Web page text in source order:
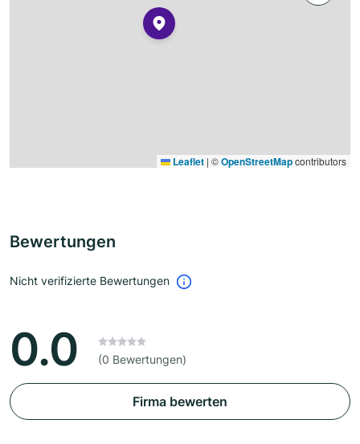
Leaflet | ©OpenStreetMapcontributors
Bewertungen
Nicht verifizierte Bewertungen
0.0 (0 Bewertungen)
Firma bewerten